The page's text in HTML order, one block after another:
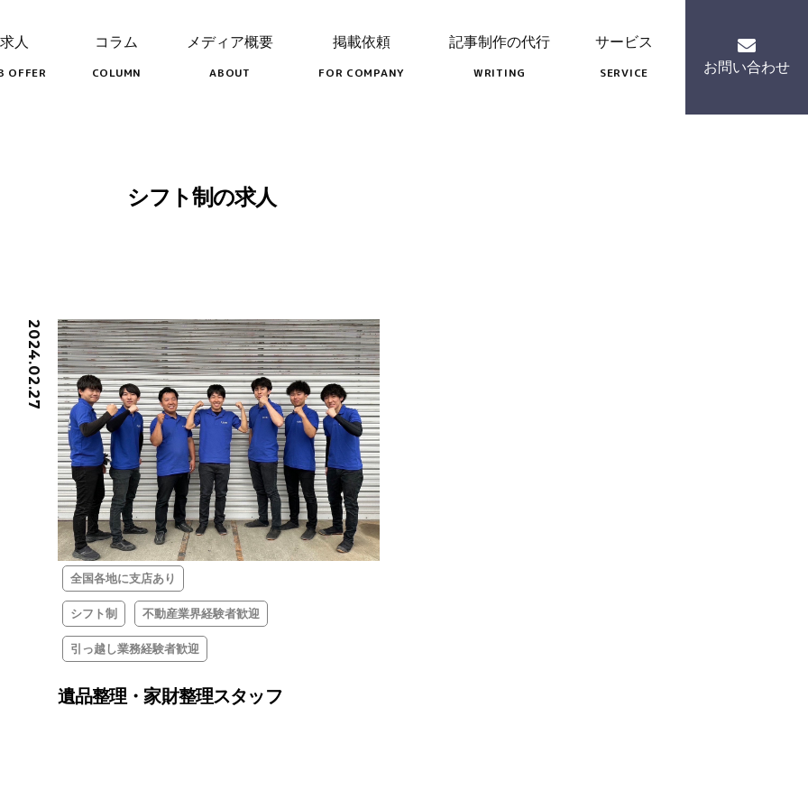
求人
OFFER
コラム
COLUMN
メディア概要
ABOUT
掲載依頼
FOR COMPANY
記事制作の代行
WRITING
サービス
SERVICE
お問い合わせ
シフト制の求人
2024.02.27
全国各地に支店あり
シフト制 不動産業界経験者歓迎
引っ越し業務経験者歓迎
遺品整理・家財整理スタッフ